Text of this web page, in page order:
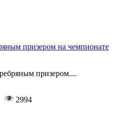
призером на чемпионате
призером....
2994